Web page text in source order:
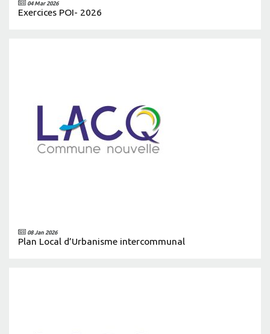
04 Mar 2026
Exercices POI- 2026
08 Jan 2026
Plan Local d’Urbanisme intercommunal